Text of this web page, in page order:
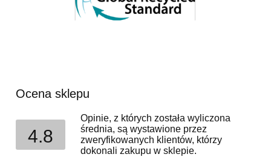
Ocena sklepu
4.8
Opinie, z których została wyliczona
średnia, są wystawione przez
zweryfikowanych klientów, którzy
dokonali zakupu w sklepie.